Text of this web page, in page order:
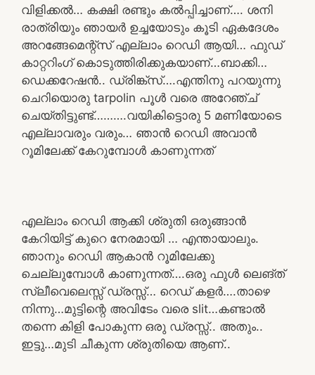
വിളിക്കൽ… കക്ഷി രണ്ടും കൽപ്പിച്ചാണ്…. ശനി
രാത്രിയും ഞായർ ഉച്ചയോടും കൂടി ഏകദേശം
അറങ്ങേമെന്റ്സ് എല്ലാം റെഡി ആയി… ഫുഡ്
കാറ്ററിംഗ് കൊടുത്തിരിക്കുകയാണ്…ബാക്കി…
ഡെക്കറേഷൻ.. ഡ്രിങ്ക്സ്….എന്തിനു പറയുന്നു
ചെറിയൊരു tarpolin പൂൾ വരെ അറേഞ്ച്
ചെയ്തിട്ടുണ്ട്……….വയികിട്ടൊരു 5 മണിയോടെ
എല്ലാവരും വരും… ഞാൻ റെഡി അവാൻ
റൂമിലേക്ക് കേറുമ്പോൾ കാണുന്നത്
എല്ലാം റെഡി ആക്കി ശ്രുതി ഒരുങ്ങാൻ
കേറിയിട്ട് കുറെ നേരമായി … എന്തായാലും.
ഞാനും റെഡി ആകാൻ റൂമിലേക്കു
ചെല്ലുമ്പോൾ കാണുന്നത്….ഒരു ഫുൾ ലെങ്ത്
സ്ലീവെലെസ്സ് ഡ്രസ്സ്… റെഡ് കളർ….താഴെ
നിന്നു…മുട്ടിന്റെ അവിടേം വരെ slit…കണ്ടാൽ
തന്നെ കിളി പോകുന്ന ഒരു ഡ്രസ്സ്‌.. അതും..
ഇട്ടു…മുടി ചീകുന്ന ശ്രുതിയെ ആണ്..